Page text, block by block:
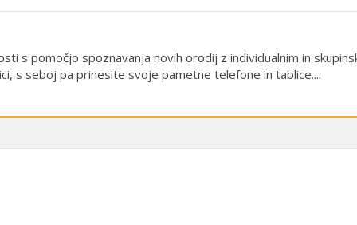
s pomočjo spoznavanja novih orodij z individualnim in
s seboj pa prinesite svoje pametne telefone in tablice....